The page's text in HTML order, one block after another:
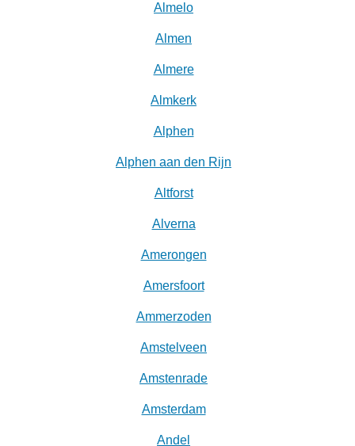
Almelo
Almen
Almere
Almkerk
Alphen
Alphen aan den Rijn
Altforst
Alverna
Amerongen
Amersfoort
Ammerzoden
Amstelveen
Amstenrade
Amsterdam
Andel